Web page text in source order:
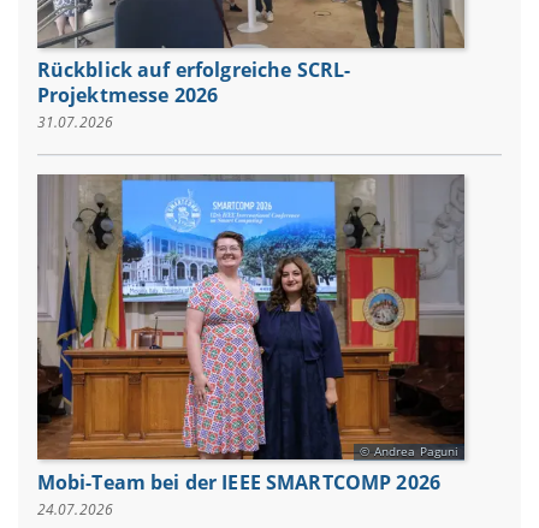
Rückblick auf erfolgreiche SCRL-
Projektmesse 2026
31.07.2026
Andrea Paguni
Mobi-Team bei der IEEE SMARTCOMP 2026
24.07.2026